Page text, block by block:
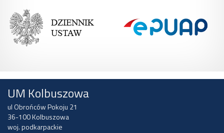
UM Kolbuszowa
ul Obrońców Pokoju 21
36-100 Kolbuszowa
woj. podkarpackie